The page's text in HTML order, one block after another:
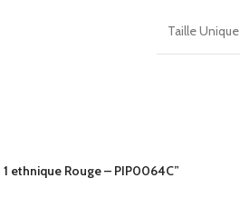
Taille Unique
ethnique Rouge – PIP0064C”